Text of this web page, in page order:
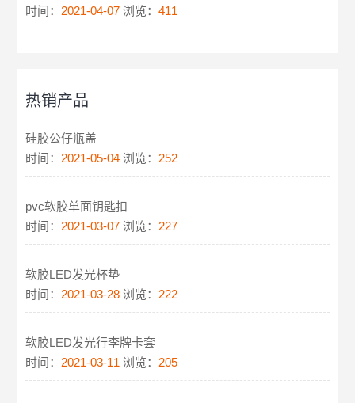
时间： 2021-04-07 浏览：411
热销产品
硅胶公仔瓶盖
时间： 2021-05-04 浏览： 252
pvc软胶单面钥匙扣
时间： 2021-03-07 浏览： 227
软胶LED发光杯垫
时间： 2021-03-28 浏览： 222
软胶LED发光行李牌卡套
时间： 2021-03-11 浏览： 205